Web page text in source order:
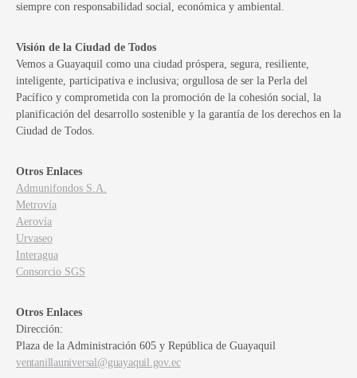
siempre con responsabilidad social, económica y ambiental.
Visión de la Ciudad de Todos
Vemos a Guayaquil como una ciudad próspera, segura, resiliente,
inteligente, participativa e inclusiva; orgullosa de ser la Perla del
Pacífico y comprometida con la promoción de la cohesión social, la
planificación del desarrollo sostenible y la garantía de los derechos en la
Ciudad de Todos.
Otros Enlaces
Admunifondos S.A.
Metrovía
Aerovía
Urvaseo
Interagua
Consorcio SGS
Otros Enlaces
Dirección:
Plaza de la Administración 605 y República de Guayaquil
ventanillauniversal@guayaquil.gov.ec